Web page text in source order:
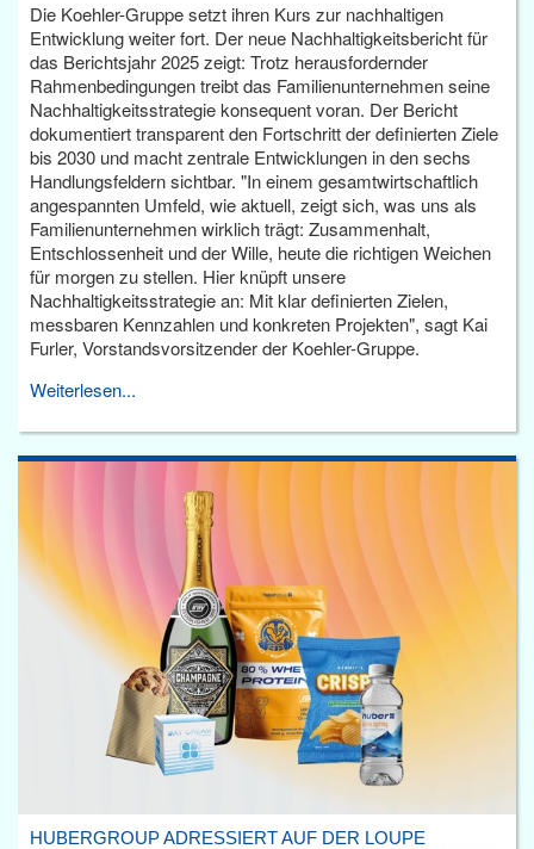
Die Koehler-Gruppe setzt ihren Kurs zur nachhaltigen
Entwicklung weiter fort. Der neue Nachhaltigkeitsbericht für
das Berichtsjahr 2025 zeigt: Trotz herausfordernder
Rahmenbedingungen treibt das Familienunternehmen seine
Nachhaltigkeitsstrategie konsequent voran. Der Bericht
dokumentiert transparent den Fortschritt der definierten Ziele
bis 2030 und macht zentrale Entwicklungen in den sechs
Handlungsfeldern sichtbar. "In einem gesamtwirtschaftlich
angespannten Umfeld, wie aktuell, zeigt sich, was uns als
Familienunternehmen wirklich trägt: Zusammenhalt,
Entschlossenheit und der Wille, heute die richtigen Weichen
für morgen zu stellen. Hier knüpft unsere
Nachhaltigkeitsstrategie an: Mit klar definierten Zielen,
messbaren Kennzahlen und konkreten Projekten", sagt Kai
Furler, Vorstandsvorsitzender der Koehler-Gruppe.
Weiterlesen...
HUBERGROUP ADRESSIERT AUF DER LOUPE